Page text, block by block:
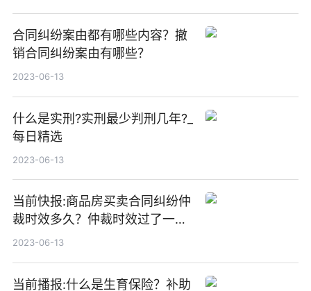
合同纠纷案由都有哪些内容？撤
销合同纠纷案由有哪些？
2023-06-13
什么是实刑?实刑最少判刑几年?_
每日精选
2023-06-13
当前快报:商品房买卖合同纠纷仲
裁时效多久？仲裁时效过了一年
怎么办？
2023-06-13
当前播报:什么是生育保险？补助